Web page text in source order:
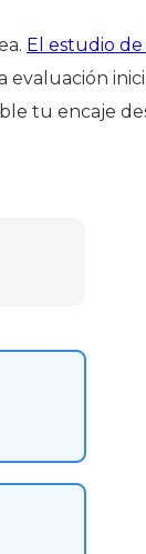
El estudio
evaluación
tu encaje